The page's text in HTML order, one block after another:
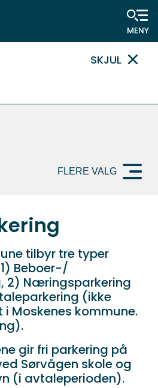
MELDING
SKJUL
FLERE VALG
tilbyr tre typer
Beboer-/
2) Næringsparkering
(ikke
Moskenes kommune.
gir fri parkering på
Sørvågen skole og
(i avtaleperioden).